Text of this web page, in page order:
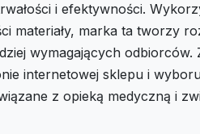
i efektywności.
materiały, marka ta tworzy
wymagających
internetowej sklepu i
z opieką medyczną i